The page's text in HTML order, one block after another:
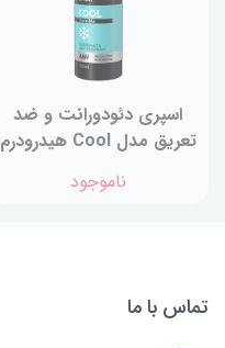
اسپری دئودورانت و ضد
تعریق مدل Cool هیدرودرم
ناموجود
تماس با ما